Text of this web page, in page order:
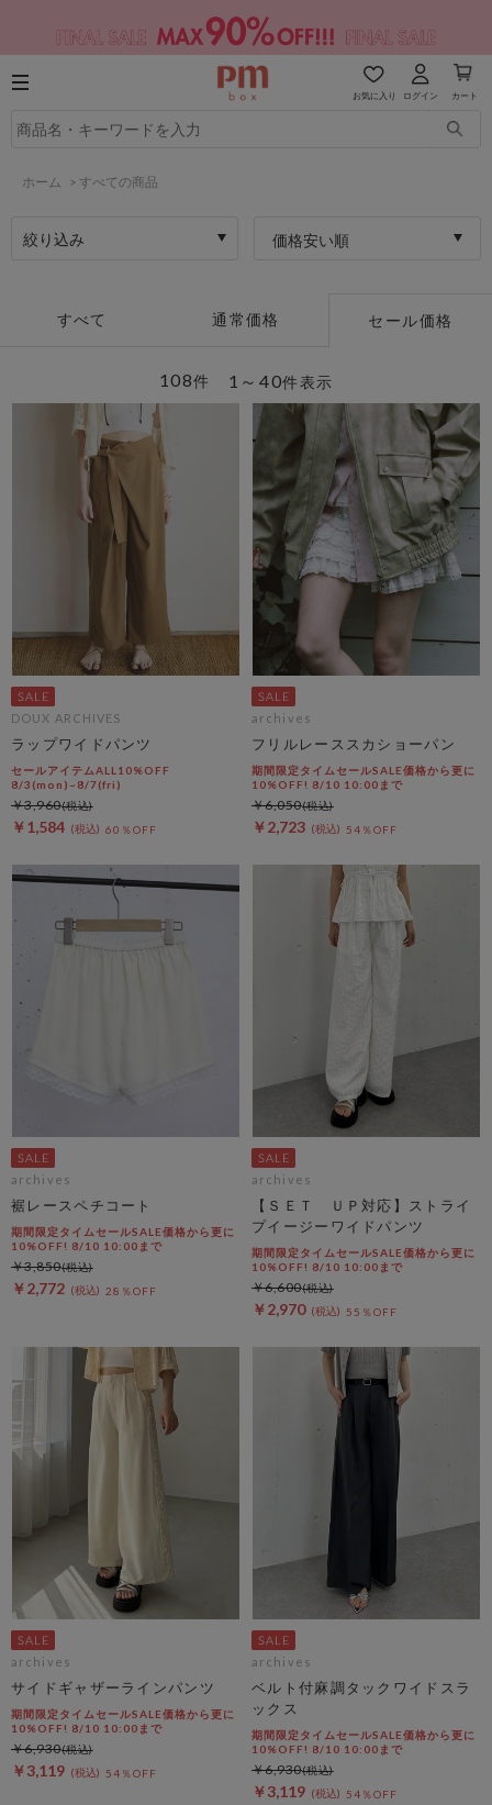
お気に入り ログイン カート
ホーム > すべての商品
絞り込み 価格安い順
すべて 通常価格 セール価格
1～40件表示
108件
DOUX ARCHIVES
ラップワイドパンツ
セールアイテムALL10%OFF
8/3(mon)~8/7(fri)
￥1,584 60％OFF
￥3,960
archives
フリルレーススカショーパン
期間限定タイムセールSALE価格から更に
10%OFF! 8/10 10:00まで
￥2,723 54％OFF
￥6,050
archives
裾レースペチコート
期間限定タイムセールSALE価格から更に
10%OFF! 8/10 10:00まで
￥2,772 28％OFF
￥3,850
archives
【ＳＥＴ ＵＰ対応】ストライ
プイージーワイドパンツ
期間限定タイムセールSALE価格から更に
10%OFF! 8/10 10:00まで
￥2,970 55％OFF
￥6,600
archives
サイドギャザーラインパンツ
期間限定タイムセールSALE価格から更に
10%OFF! 8/10 10:00まで
￥3,119 54％OFF
￥6,930
archives
ベルト付麻調タックワイドスラ
ックス
期間限定タイムセールSALE価格から更に
10%OFF! 8/10 10:00まで
￥3,119 54％OFF
￥6,930